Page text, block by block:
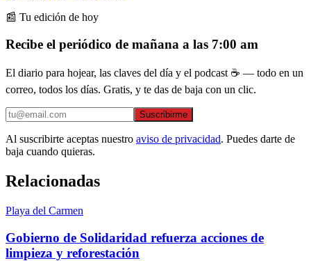
📰 Tu edición de hoy
Recibe el periódico de mañana a las 7:00 am
El diario para hojear, las claves del día y el podcast ☕ — todo en un
correo, todos los días. Gratis, y te das de baja con un clic.
Suscribirme
Al suscribirte aceptas nuestro aviso de privacidad. Puedes darte de
baja cuando quieras.
Relacionadas
Playa del Carmen
Gobierno de Solidaridad refuerza acciones de
limpieza y reforestación